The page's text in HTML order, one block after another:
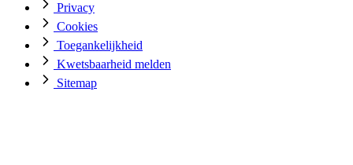
Privacy
Cookies
Toegankelijkheid
Kwetsbaarheid melden
Sitemap